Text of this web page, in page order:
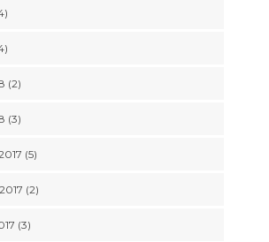
(2)
(3)
(5)
(2)
(3)